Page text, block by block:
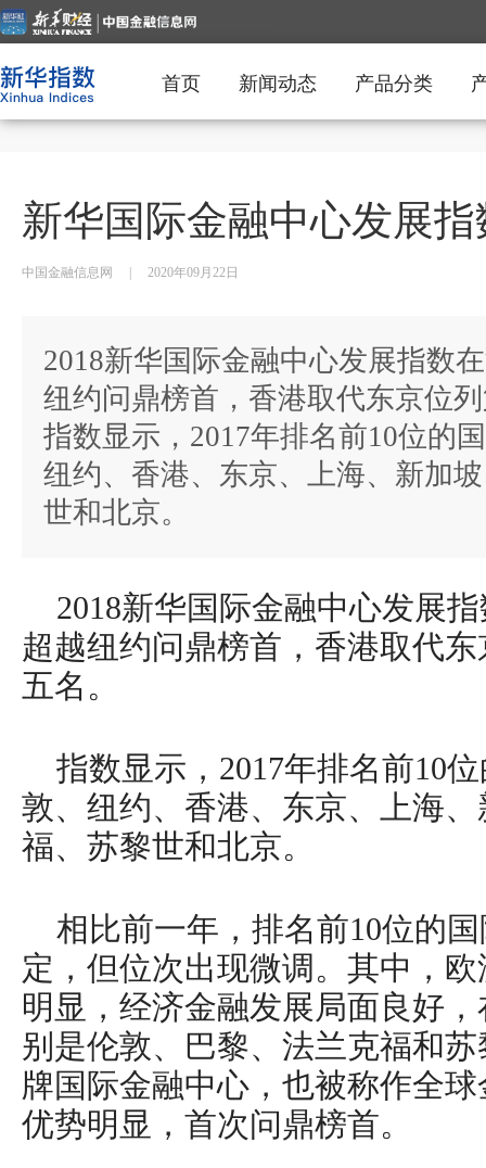
首页 新闻动态 产品分类
新华国际金融中心发展指
中国金融信息网 2020年09月22日
2018新华国际金融中心发展指数
纽约问鼎榜首，香港取代东京位
指数显示，2017年排名前10位的
纽约、香港、东京、上海、新加
世和北京。
2018新华国际金融中心发展
超越纽约问鼎榜首，香港取代
五名。
指数显示，2017年排名前10
敦、纽约、香港、东京、上海
福、苏黎世和北京。
相比前一年，排名前10位的
定，但位次出现微调。其中，
明显，经济金融发展局面良好
别是伦敦、巴黎、法兰克福和
牌国际金融中心，也被称作全
优势明显，首次问鼎榜首。